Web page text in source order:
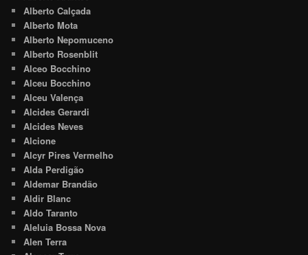
Alberto Calçada
Alberto Mota
Alberto Nepomuceno
Alberto Rosenblit
Alceo Bocchino
Alceu Bocchino
Alceu Valença
Alcides Gerardi
Alcides Neves
Alcione
Alcyr Pires Vermelho
Alda Perdigão
Aldemar Brandão
Aldir Blanc
Aldo Taranto
Aleluia Bossa Nova
Alen Terra